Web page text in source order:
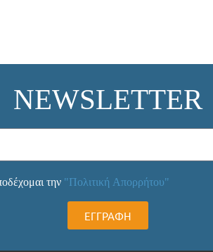
NEWSLETTER
την "Πολιτική Απορρήτου"
ΕΓΓΡΑΦΗ